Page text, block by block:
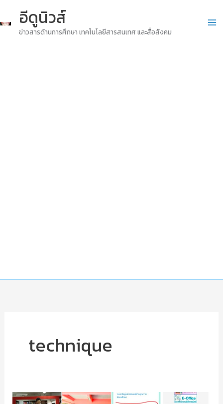
to
อีดูนิวส์
ข่าวสารด้านการศึกษา เทคโนโลยีสารสนเทศ และสื่อสังคม
technique